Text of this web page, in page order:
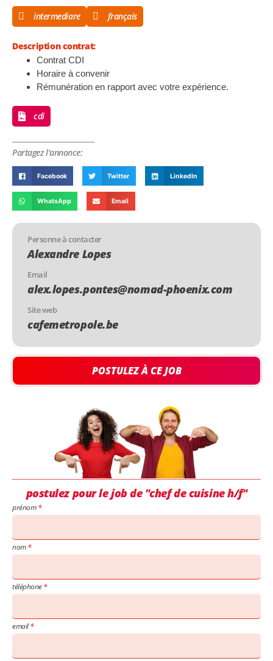
intermediare français
Description contrat:
Contrat CDI
Horaire à convenir
Rémunération en rapport avec votre expérience.
cdi
Partagez l'annonce:
Facebook Twitter LinkedIn
WhatsApp Email
Personne à contacter
Alexandre Lopes
Email
alex.lopes.pontes@nomad-phoenix.com
Site web
cafemetropole.be
POSTULEZ À CE JOB
postulez pour le job de "chef de cuisine h/f"
prénom
nom
téléphone
email